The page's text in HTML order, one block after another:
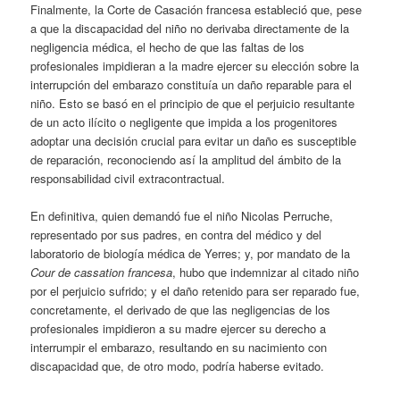
Finalmente, la Corte de Casación francesa estableció que, pese
a que la discapacidad del niño no derivaba directamente de la
negligencia médica, el hecho de que las faltas de los
profesionales impidieran a la madre ejercer su elección sobre la
interrupción del embarazo constituía un daño reparable para el
niño. Esto se basó en el principio de que el perjuicio resultante
de un acto ilícito o negligente que impida a los progenitores
adoptar una decisión crucial para evitar un daño es susceptible
de reparación, reconociendo así la amplitud del ámbito de la
responsabilidad civil extracontractual.
En definitiva, quien demandó fue el niño Nicolas Perruche,
representado por sus padres, en contra del médico y del
laboratorio de biología médica de Yerres; y, por mandato de la
Cour de cassation francesa, hubo que indemnizar al citado niño
por el perjuicio sufrido; y el daño retenido para ser reparado fue,
concretamente, el derivado de que las negligencias de los
profesionales impidieron a su madre ejercer su derecho a
interrumpir el embarazo, resultando en su nacimiento con
discapacidad que, de otro modo, podría haberse evitado.